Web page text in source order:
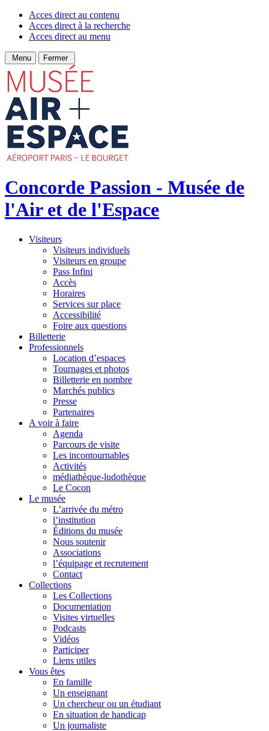
Acces direct au contenu
Acces direct à la recherche
Acces direct au menu
Menu Fermer
Concorde Passion - Musée de
l'Air et de l'Espace
Visiteurs
Visiteurs individuels
Visiteurs en groupe
Pass Infini
Accès
Horaires
Services sur place
Accessibilité
Foire aux questions
Billetterie
Professionnels
Location d’espaces
Tournages et photos
Billetterie en nombre
Marchés publics
Presse
Partenaires
A voir à faire
Agenda
Parcours de visite
Les incontournables
Activités
médiathèque-ludothèque
Le Cocon
Le musée
L’arrivée du métro
l’institution
Éditions du musée
Nous soutenir
Associations
l’équipage et recrutement
Contact
Collections
Les Collections
Documentation
Visites virtuelles
Podcasts
Vidéos
Participer
Liens utiles
Vous êtes
En famille
Un enseignant
Un chercheur ou un étudiant
En situation de handicap
Un journaliste